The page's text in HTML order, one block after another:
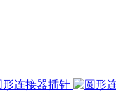
形连接器插针